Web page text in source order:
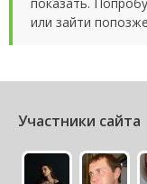
или зайти
Участники сайта